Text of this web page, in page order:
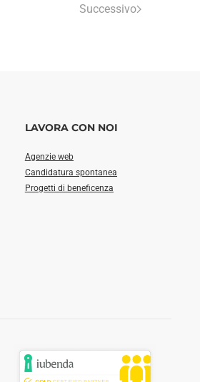
Successivo
LAVORA CON NOI
Agenzie web
Candidatura spontanea
Progetti di beneficenza